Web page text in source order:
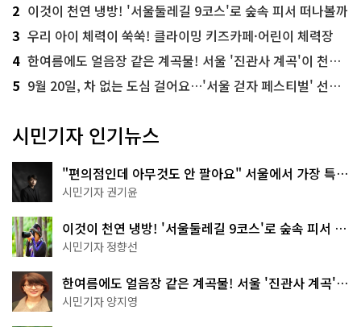
2 이것이 천연 냉방! '서울둘레길 9코스'로 숲속 피서 떠나볼까
3 우리 아이 체력이 쑥쑥! 클라이밍 키즈카페·어린이 체력장
4 한여름에도 얼음장 같은 계곡물! 서울 '진관사 계곡'이 천국이네~
5 9월 20일, 차 없는 도심 걸어요…'서울 걷자 페스티벌' 선착순 5천명
시민기자 인기뉴스
"편의점인데 아무것도 안 팔아요" 서울에서 가장 특별
한 편의점의 정체
시민기자 권기윤
이것이 천연 냉방! '서울둘레길 9코스'로 숲속 피서 떠
나볼까
시민기자 정향선
한여름에도 얼음장 같은 계곡물! 서울 '진관사 계곡'이
천국이네~
시민기자 양지영